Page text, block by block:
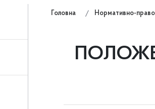
Головна Нормативно-